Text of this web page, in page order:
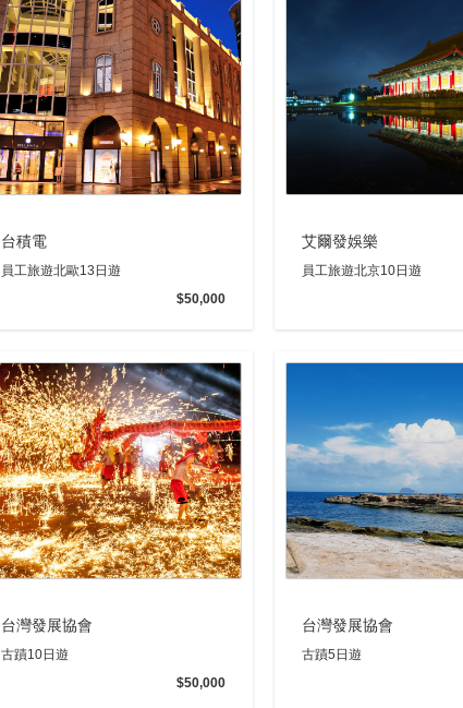
台積電
員工旅遊北歐13日遊
$50,000
艾爾發娛樂
員工旅遊北京10日遊
台灣發展協會
古蹟10日遊
$50,000
台灣發展協會
古蹟5日遊